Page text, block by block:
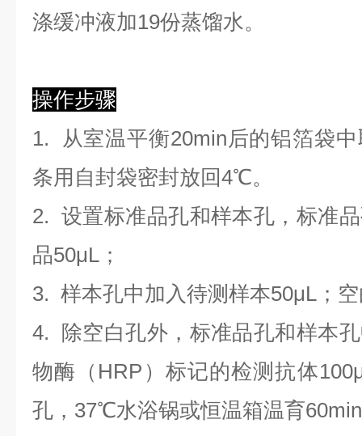
涤缓冲液加19份蒸馏水。
操作步骤
1. 从室温平衡20min后的铝箔袋
条用自封袋密封放回4℃。
2. 设置标准品孔和样本孔，标准
品50μL；
3. 样本孔中加 入待测样本50μL；
4.
除空白孔外，标准品孔和样本
物酶（HRP）标记的检测抗体
孔，37℃水浴锅或恒温箱温育